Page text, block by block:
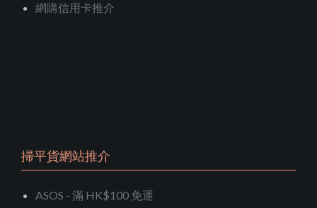
網購信用卡推介
掃平貨網站推介
ASOS - 滿 HK$100 免運